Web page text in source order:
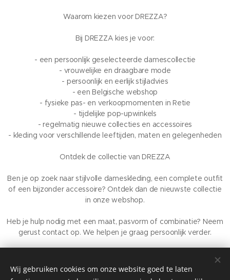
Waarom kiezen voor DREZZA?
Bij DREZZA kies je voor:
- een persoonlijk geselecteerde damescollectie
- vrouwelijke en draagbare mode
- persoonlijk en eerlijk stijladvies
- een Belgische webshop
- fysieke pas- en verkoopmomenten in Retie
- tijdelijke pop-upwinkels
- regelmatig nieuwe collecties en accessoires
- kleding voor verschillende leeftijden, maten en gelegenheden
Ontdek de collectie van DREZZA
Ben je op zoek naar stijlvolle dameskleding, een complete outfit
of een bijzonder accessoire? Ontdek dan de nieuwste collectie
in onze webshop.
Heb je hulp nodig met een maat, pasvorm of combinatie? Neem
gerust contact op. We helpen je graag persoonlijk verder.
gepresenteerd.
Wij gebruiken cookies om onze website goed te laten